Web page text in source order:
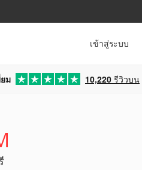
เข้าสู่ระบบ
ม 10,220 รีวิวบน